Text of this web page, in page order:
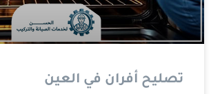
تصليح أفران في العين